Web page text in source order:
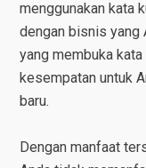
menggunakan kata
dengan bisnis yang
yang membuka
kesempatan untuk
baru.
Dengan manfaat